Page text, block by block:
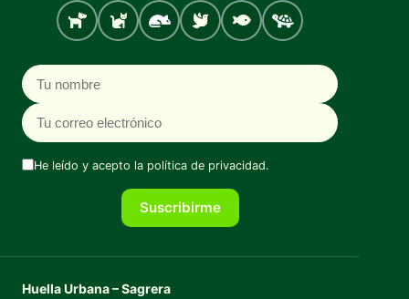
Perro Gato Roedores
Aves PecesTortugas
Nombre
Correo electrónico
He leído y acepto la política de privacidad.
Suscribirme
Huella Urbana – Sagrera